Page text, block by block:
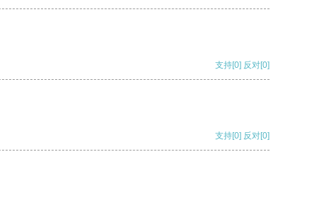
支持[0] 反对[0]
支持[0] 反对[0]